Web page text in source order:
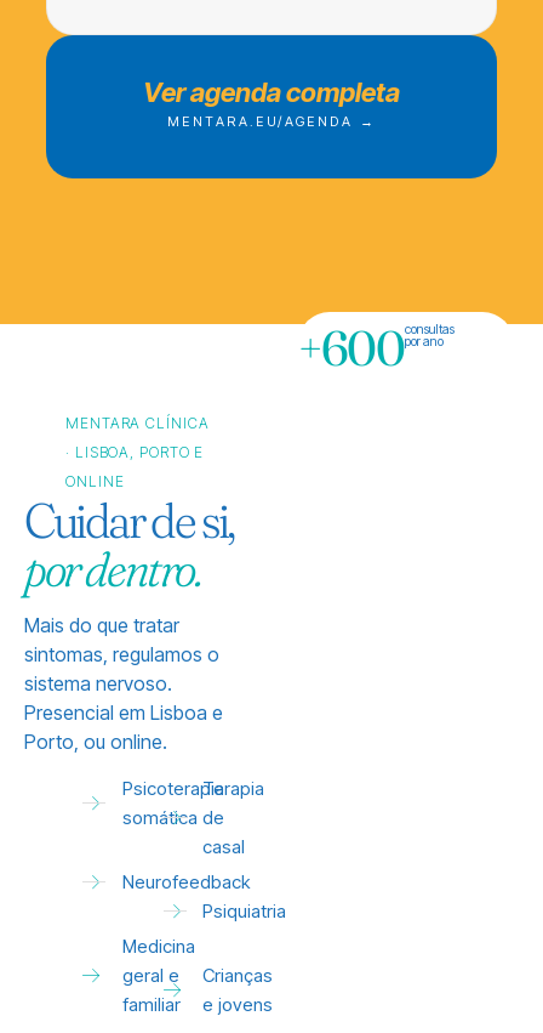
Ver agenda completa
MENTARA.EU/AGENDA →
+600consultas
por ano
MENTARA CLÍNICA
· LISBOA, PORTO E
ONLINE
Cuidar de si,
por dentro.
Mais do que tratar
sintomas, regulamos o
sistema nervoso.
Presencial em Lisboa e
Porto, ou online.
Psicoterapia
somática
Neurofeedback
Medicina
geral e
familiar
Terapia
de
casal
Psiquiatria
Crianças
e jovens